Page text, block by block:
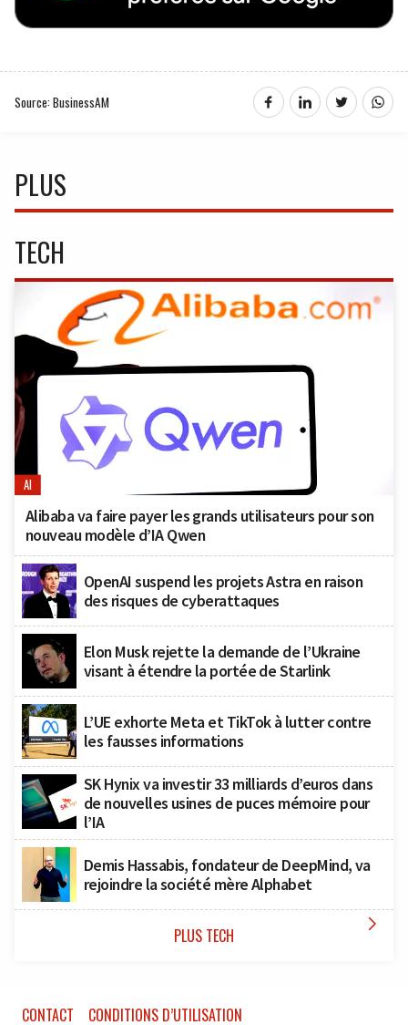
Source: BusinessAM
PLUS
TECH
AI
Alibaba va faire payer les grands utilisateurs pour son
nouveau modèle d’IA Qwen
OpenAI suspend les projets Astra en raison
des risques de cyberattaques
Elon Musk rejette la demande de l’Ukraine
visant à étendre la portée de Starlink
L’UE exhorte Meta et TikTok à lutter contre
les fausses informations
SK Hynix va investir 33 milliards d’euros dans
de nouvelles usines de puces mémoire pour
l’IA
Demis Hassabis, fondateur de DeepMind, va
rejoindre la société mère Alphabet
PLUS TECH 
CONTACT
CONDITIONS D’UTILISATION